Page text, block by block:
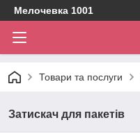
Мелочевка 1001
Товари та послуги
Затискач для пакетів